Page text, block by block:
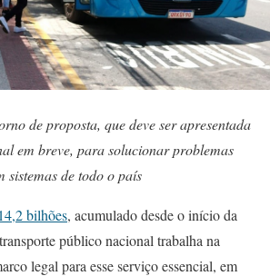
de proposta, que deve ser apresentada
em breve, para solucionar problemas
sistemas de todo o país
bilhões, acumulado desde o início da
público nacional trabalha na
legal para esse serviço essencial, em